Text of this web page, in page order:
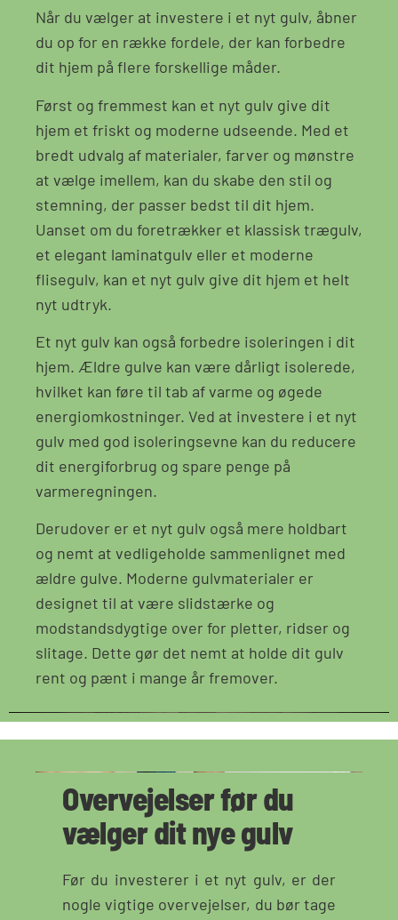
Når du vælger at investere i et nyt gulv, åbner
du op for en række fordele, der kan forbedre
dit hjem på flere forskellige måder.
Først og fremmest kan et nyt gulv give dit
hjem et friskt og moderne udseende. Med et
bredt udvalg af materialer, farver og mønstre
at vælge imellem, kan du skabe den stil og
stemning, der passer bedst til dit hjem.
Uanset om du foretrækker et klassisk trægulv,
et elegant laminatgulv eller et moderne
flisegulv, kan et nyt gulv give dit hjem et helt
nyt udtryk.
Et nyt gulv kan også forbedre isoleringen i dit
hjem. Ældre gulve kan være dårligt isolerede,
hvilket kan føre til tab af varme og øgede
energiomkostninger. Ved at investere i et nyt
gulv med god isoleringsevne kan du reducere
dit energiforbrug og spare penge på
varmeregningen.
Derudover er et nyt gulv også mere holdbart
og nemt at vedligeholde sammenlignet med
ældre gulve. Moderne gulvmaterialer er
designet til at være slidstærke og
modstandsdygtige over for pletter, ridser og
slitage. Dette gør det nemt at holde dit gulv
rent og pænt i mange år fremover.
Overvejelser før du
vælger dit nye gulv
Før du investerer i et nyt gulv, er der
nogle vigtige overvejelser, du bør tage